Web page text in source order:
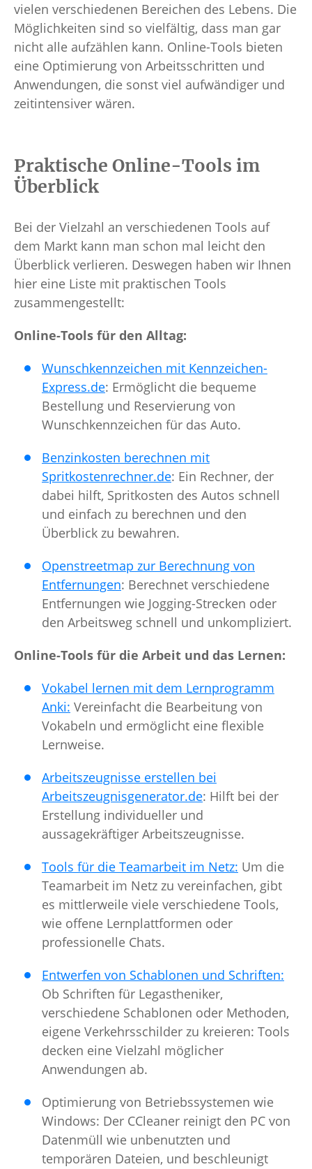
vielen verschiedenen Bereichen des Lebens. Die
Möglichkeiten sind so vielfältig, dass man gar
nicht alle aufzählen kann. Online-Tools bieten
eine Optimierung von Arbeitsschritten und
Anwendungen, die sonst viel aufwändiger und
zeitintensiver wären.
Praktische Online-Tools im
Überblick
Bei der Vielzahl an verschiedenen Tools auf
dem Markt kann man schon mal leicht den
Überblick verlieren. Deswegen haben wir Ihnen
hier eine Liste mit praktischen Tools
zusammengestellt:
Online-Tools für den Alltag:
Wunschkennzeichen mit Kennzeichen-
Express.de: Ermöglicht die bequeme
Bestellung und Reservierung von
Wunschkennzeichen für das Auto.
Benzinkosten berechnen mit
Spritkostenrechner.de: Ein Rechner, der
dabei hilft, Spritkosten des Autos schnell
und einfach zu berechnen und den
Überblick zu bewahren.
Openstreetmap zur Berechnung von
Entfernungen: Berechnet verschiedene
Entfernungen wie Jogging-Strecken oder
den Arbeitsweg schnell und unkompliziert.
Online-Tools für die Arbeit und das Lernen:
Vokabel lernen mit dem Lernprogramm
Anki: Vereinfacht die Bearbeitung von
Vokabeln und ermöglicht eine flexible
Lernweise.
Arbeitszeugnisse erstellen bei
Arbeitszeugnisgenerator.de: Hilft bei der
Erstellung individueller und
aussagekräftiger Arbeitszeugnisse.
Tools für die Teamarbeit im Netz: Um die
Teamarbeit im Netz zu vereinfachen, gibt
es mittlerweile viele verschiedene Tools,
wie offene Lernplattformen oder
professionelle Chats.
Entwerfen von Schablonen und Schriften:
Ob Schriften für Legastheniker,
verschiedene Schablonen oder Methoden,
eigene Verkehrsschilder zu kreieren: Tools
decken eine Vielzahl möglicher
Anwendungen ab.
Optimierung von Betriebssystemen wie
Windows: Der CCleaner reinigt den PC von
Datenmüll wie unbenutzten und
temporären Dateien, und beschleunigt